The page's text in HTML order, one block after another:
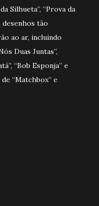
Silhueta”, “Prova da
desenhos tão
ao ar, incluindo
Duas Juntas”,
“Bob Esponja” e
“Matchbox” e